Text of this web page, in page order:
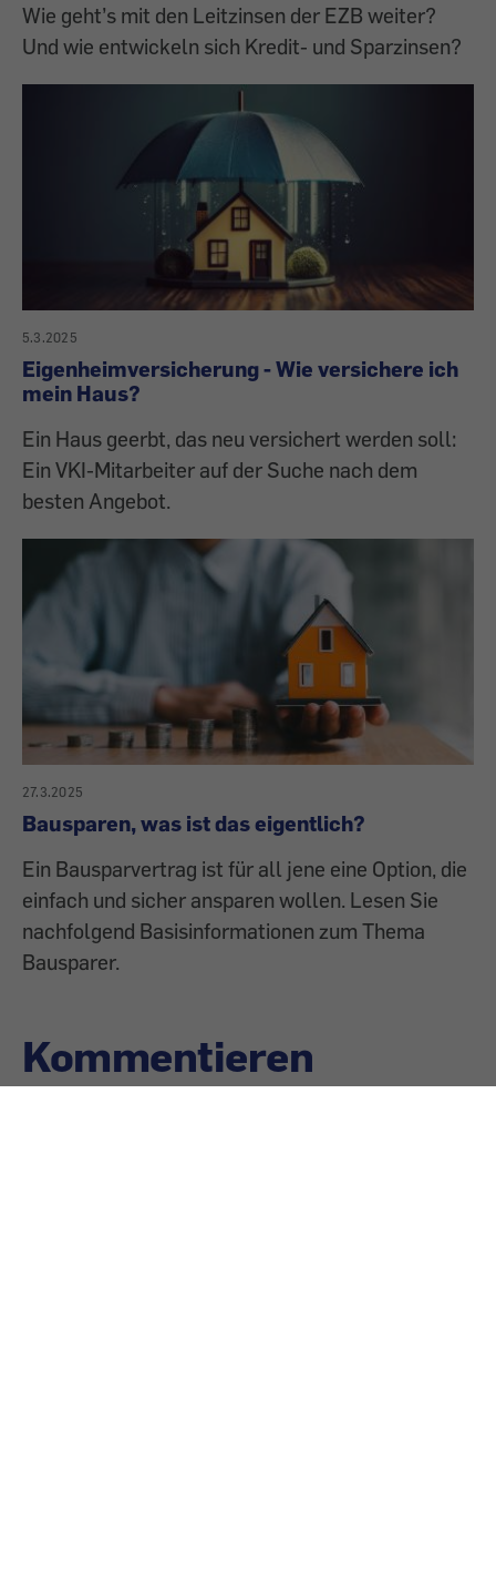
Wie geht’s mit den Leitzinsen der EZB weiter?
Und wie entwickeln sich Kredit- und Sparzinsen?
5.3.2025
Eigenheimversicherung - Wie versichere ich
mein Haus?
Ein Haus geerbt, das neu versichert werden soll:
Ein VKI-Mitarbeiter auf der Suche nach dem
besten Angebot.
27.3.2025
Bausparen, was ist das eigentlich?
Ein Bausparvertrag ist für all jene eine Option, die
einfach und sicher ansparen wollen. Lesen Sie
nachfolgend Basisinformationen zum Thema
Bausparer.
Kommentieren